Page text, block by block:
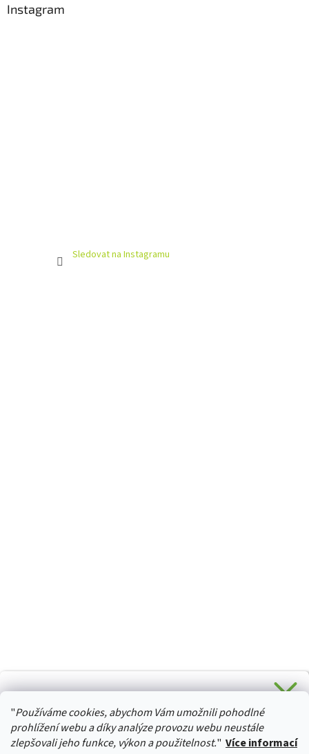
"Používáme cookies, abychom Vám umožnili pohodlné
prohlížení webu a díky analýze provozu webu neustále
zlepšovali jeho funkce, výkon a použitelnost." Více informací
Instagram
Sledovat na Instagramu
HURTTA-COLLECTION.CZ
Stačí se přihlásit k odběru novinek z našeho obchodu a je
Vaše :)